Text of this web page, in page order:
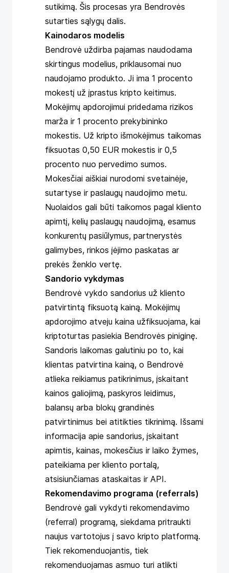
sutikimą. Šis procesas yra Bendrovės
sutarties sąlygų dalis.
Kainodaros modelis
Bendrovė uždirba pajamas naudodama
skirtingus modelius, priklausomai nuo
naudojamo produkto. Ji ima 1 procento
mokestį už įprastus kripto keitimus.
Mokėjimų apdorojimui pridedama rizikos
marža ir 1 procento prekybininko
mokestis. Už kripto išmokėjimus taikomas
fiksuotas 0,50 EUR mokestis ir 0,5
procento nuo pervedimo sumos.
Mokesčiai aiškiai nurodomi svetainėje,
sutartyse ir paslaugų naudojimo metu.
Nuolaidos gali būti taikomos pagal kliento
apimtį, kelių paslaugų naudojimą, esamus
konkurentų pasiūlymus, partnerystės
galimybes, rinkos įėjimo paskatas ar
prekės ženklo vertę.
Sandorio vykdymas
Bendrovė vykdo sandorius už kliento
patvirtintą fiksuotą kainą. Mokėjimų
apdorojimo atveju kaina užfiksuojama, kai
kriptoturtas pasiekia Bendrovės piniginę.
Sandoris laikomas galutiniu po to, kai
klientas patvirtina kainą, o Bendrovė
atlieka reikiamus patikrinimus, įskaitant
kainos galiojimą, paskyros leidimus,
balansų arba blokų grandinės
patvirtinimus bei atitikties tikrinimą. Išsami
informacija apie sandorius, įskaitant
apimtis, kainas, mokesčius ir laiko žymes,
pateikiama per kliento portalą,
atsisiunčiamas ataskaitas ir API.
Rekomendavimo programa (referrals)
Bendrovė gali vykdyti rekomendavimo
(referral) programą, siekdama pritraukti
naujus vartotojus į savo kripto platformą.
Tiek rekomenduojantis, tiek
rekomenduojamas asmuo turi atlikti